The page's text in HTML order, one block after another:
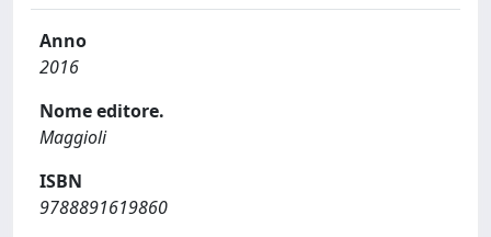
Anno
2016
Nome editore.
Maggioli
ISBN
9788891619860